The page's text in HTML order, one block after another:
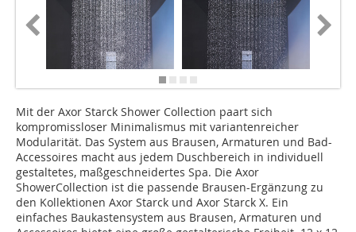
Mit der Axor Starck Shower Collection paart sich
kompromissloser Minimalismus mit variantenreicher
Modularität. Das System aus Brausen, Armaturen und Bad-
Accessoires macht aus jedem Duschbereich in individuell
gestaltetes, maßgeschneidertes Spa. Die Axor
ShowerCollection ist die passende Brausen-Ergänzung zu
den Kollektionen Axor Starck und Axor Starck X. Ein
einfaches Baukastensystem aus Brausen, Armaturen und